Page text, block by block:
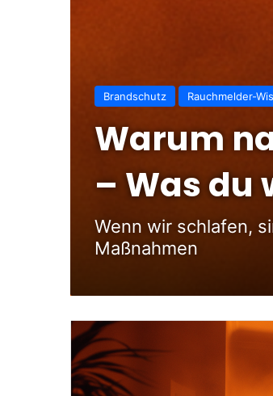
Brandschutz Rauchmelder-
Warum
– Was du
Wenn wir schlafen,
Maßnahmen